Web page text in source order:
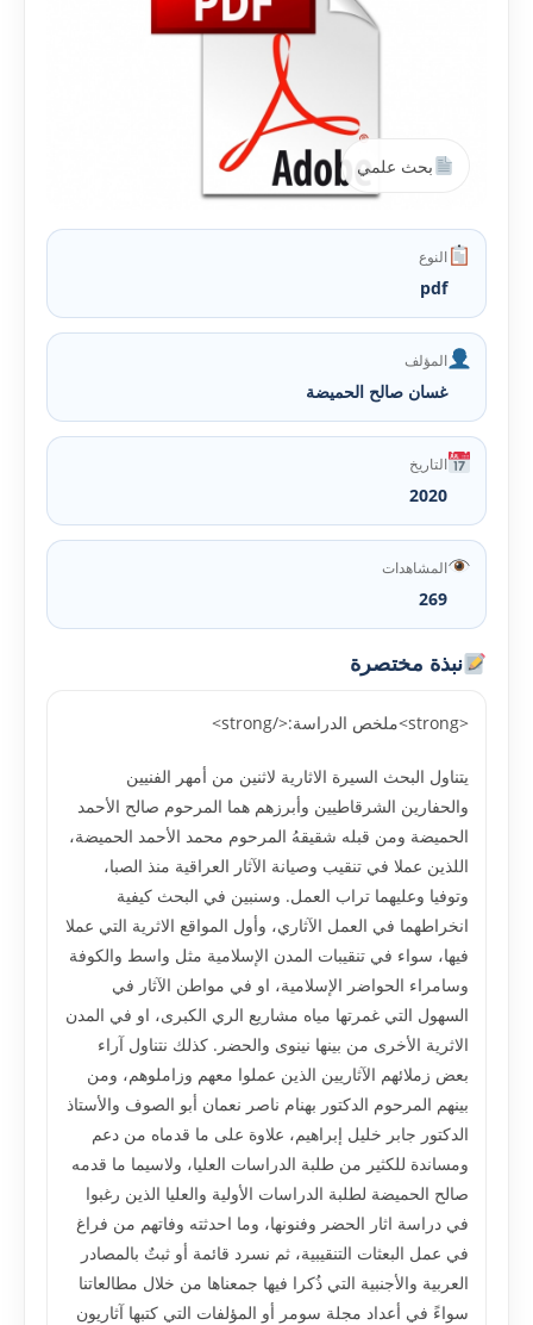
بحث علمي
النوع
pdf
المؤلف
غسان صالح الحميضة
التاريخ
2020
المشاهدات
269
نبذة مختصرة
<strong>ملخص الدراسة:</strong>
يتناول البحث السيرة الاثارية لاثنين من أمهر الفنيين
والحفارين الشرقاطيين وأبرزهم هما المرحوم صالح الأحمد
الحميضة ومن قبله شقيقهُ المرحوم محمد الأحمد الحميضة،
اللذين عملا في تنقيب وصيانة الآثار العراقية منذ الصبا،
وتوفيا وعليهما تراب العمل. وسنبين في البحث كيفية
انخراطهما في العمل الآثاري، وأول المواقع الاثرية التي عملا
فيها، سواء في تنقيبات المدن الإسلامية مثل واسط والكوفة
وسامراء الحواضر الإسلامية، او في مواطن الآثار في
السهول التي غمرتها مياه مشاريع الري الكبرى، او في المدن
الاثرية الأخرى من بينها نينوى والحضر. كذلك نتناول آراء
بعض زملائهم الآثاريين الذين عملوا معهم وزاملوهم، ومن
بينهم المرحوم الدكتور بهنام ناصر نعمان أبو الصوف والأستاذ
الدكتور جابر خليل إبراهيم، علاوة على ما قدماه من دعم
ومساندة للكثير من طلبة الدراسات العليا، ولاسيما ما قدمه
صالح الحميضة لطلبة الدراسات الأولية والعليا الذين رغبوا
في دراسة اثار الحضر وفنونها، وما احدثته وفاتهم من فراغ
في عمل البعثات التنقيبية، ثم نسرد قائمة أو ثبتٌ بالمصادر
العربية والأجنبية التي ذُكرا فيها جمعناها من خلال مطالعاتنا
سواءً في أعداد مجلة سومر أو المؤلفات التي كتبها آثاريون